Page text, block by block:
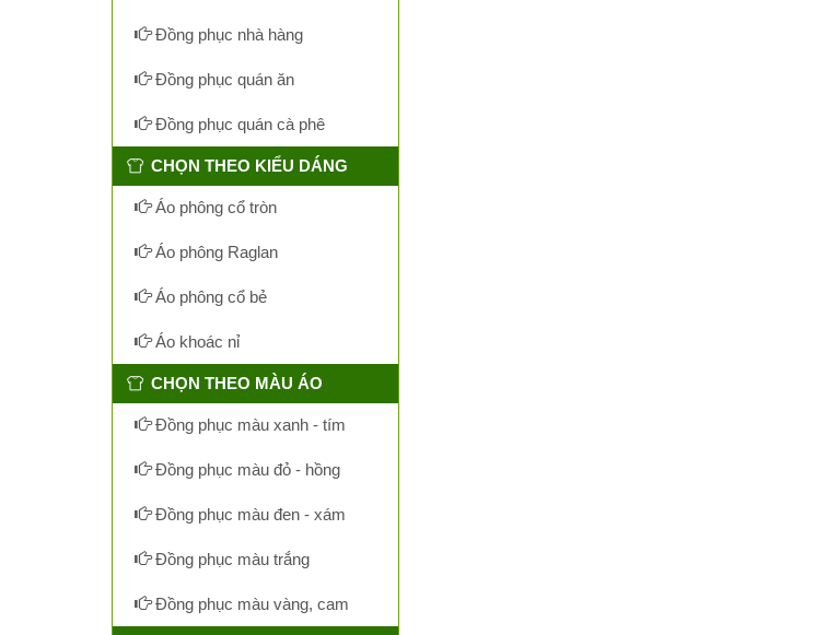
Đồng phục nhà hàng
Đồng phục quán ăn
Đồng phục quán cà phê
CHỌN THEO KIỂU DÁNG
Áo phông cổ tròn
Áo phông Raglan
Áo phông cổ bẻ
Áo khoác nỉ
CHỌN THEO MÀU ÁO
Đồng phục màu xanh - tím
Đồng phục màu đỏ - hồng
Đồng phục màu đen - xám
Đồng phục màu trắng
Đồng phục màu vàng, cam